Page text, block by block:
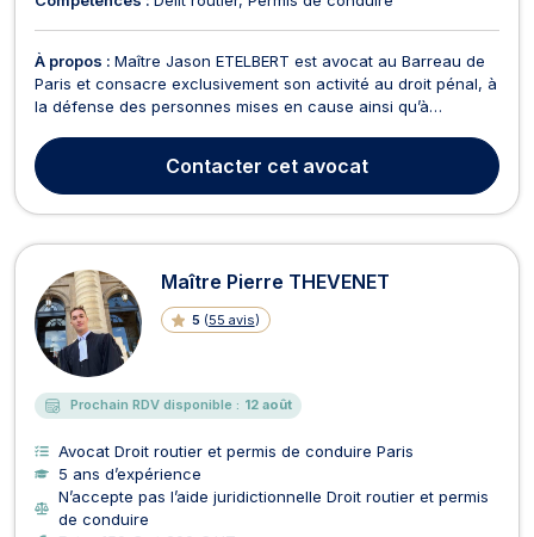
À propos : Maître Jason ETELBERT est avocat au Barreau de
Paris et consacre exclusivement son activité au droit pénal, à
la défense des personnes mises en cause ainsi qu’à
Titulaire d’un Master 2 de Criminologie de l’Université Paris II
Panthéon-Assas ainsi que d’un Master 2 de Prat...
Contacter cet avocat
Maître Pierre THEVENET
5 (55 avis)
Prochain RDV disponible : 12 août
Avocat Droit routier et permis de conduire Paris
5 ans d’expérience
N’accepte pas l’aide juridictionnelle Droit routier et permis
de conduire